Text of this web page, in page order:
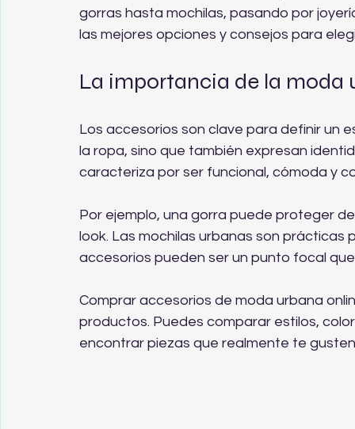
gorras hasta mochilas, pasando por
las mejores opciones y consejos para
La importancia de la moda
Los accesorios son clave para definir un
la ropa, sino que también expresan
caracteriza por ser funcional, cómoda y
Por ejemplo, una gorra puede proteger
look. Las mochilas urbanas son prácticas
accesorios pueden ser un punto focal
Comprar accesorios de moda urbana
productos. Puedes comparar estilos,
encontrar piezas que realmente te